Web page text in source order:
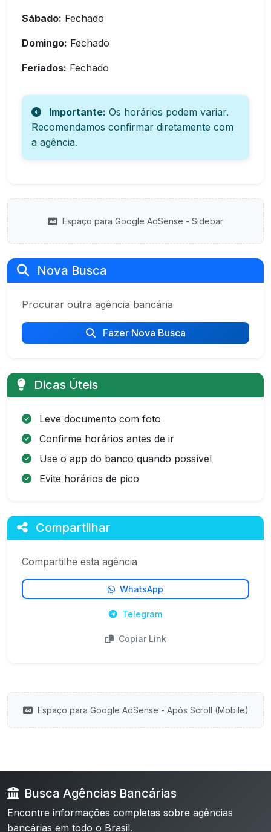
Sábado: Fechado
Domingo: Fechado
Feriados: Fechado
Importante: Os horários podem variar.
Recomendamos confirmar diretamente com
a agência.
Espaço para Google AdSense - Sidebar
Nova Busca
Procurar outra agência bancária
Fazer Nova Busca
Dicas Úteis
Leve documento com foto
Confirme horários antes de ir
Use o app do banco quando possível
Evite horários de pico
Compartilhar
Compartilhe esta agência
WhatsApp
Telegram
Copiar Link
Espaço para Google AdSense - Após Scroll (Mobile)
Busca Agências Bancárias
Encontre informações completas sobre agências
bancárias em todo o Brasil.